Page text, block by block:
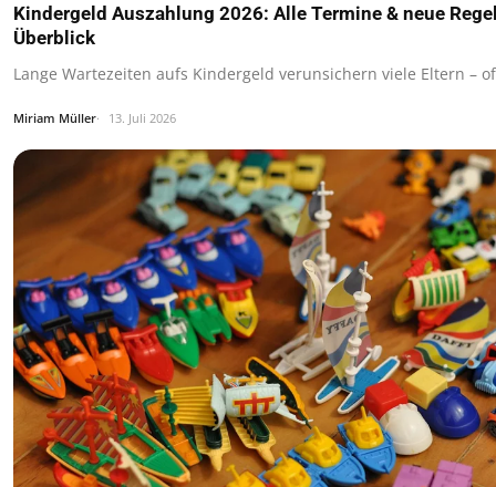
Kindergeld Auszahlung 2026: Alle Termine & neue
Überblick
Lange Wartezeiten aufs Kindergeld verunsichern viele Eltern –
Miriam Müller 13. Juli 2026